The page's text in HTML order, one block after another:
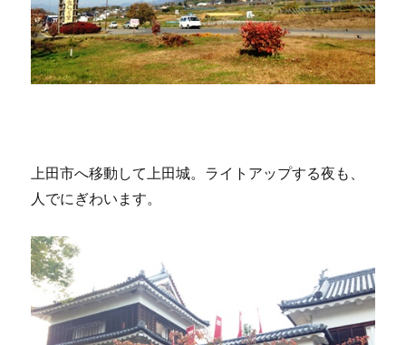
上田市へ移動して上田城。ライトアップする夜も、
人でにぎわいます。